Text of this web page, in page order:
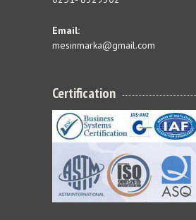
Email:
mesinmarka@gmail.com
Certification